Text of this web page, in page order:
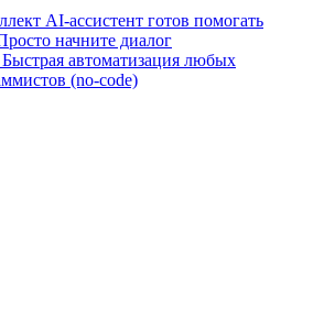
AI-ассистент готов помогать
начните диалог
Быстрая автоматизация любых
(no-code)